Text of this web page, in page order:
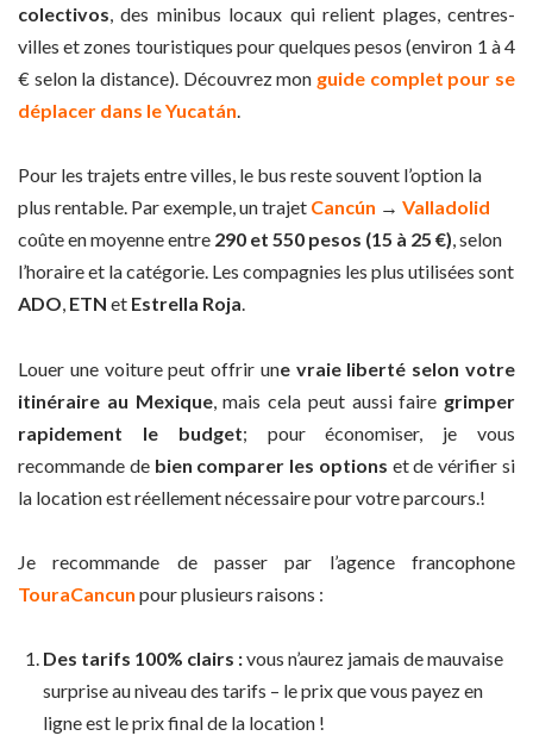
colectivos , des minibus locaux qui relient plages, centres-
villes et zones touristiques pour quelques pesos (environ 1 à 4
€ selon la distance). Découvrez mon guide complet pour se
déplacer dans le Yucatán
Pour les trajets entre villes, le bus reste souvent l’option la
plus rentable. Par exemple, un trajet Cancún → Valladolid
coûte en moyenne entre 290 et 550 pesos (15 à 25 €), selon
l’horaire et la catégorie. Les compagnies les plus utilisées sont
ADO, ETN et Estrella Roja.
Louer une voiture peut offrir une vraie liberté selon votre
itinéraire au Mexique, mais cela peut aussi faire grimper
rapidement le budget; pour économiser, je vous
recommande de bien comparer les options et de vérifier si
la location est réellement nécessaire pour votre parcours.!
Je recommande de passer par l’agence francophone
TouraCancun pour plusieurs raisons :
Des tarifs 100% clairs :vous n’aurez jamais de mauvaise
surprise au niveau des tarifs – le prix que vous payez en
ligne est le prix final de la location !